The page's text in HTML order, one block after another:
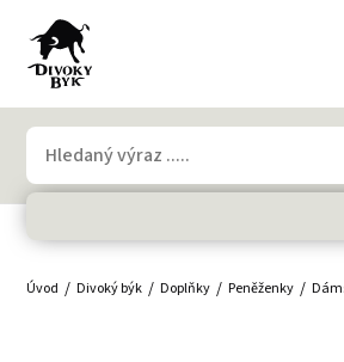
Úvod Divoký býk Doplňky Peněženky